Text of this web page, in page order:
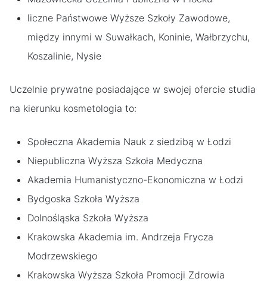
liczne Państwowe Wyższe Szkoły Zawodowe,
między innymi w Suwałkach, Koninie, Wałbrzychu,
Koszalinie, Nysie
Uczelnie prywatne posiadające w swojej ofercie studia
na kierunku kosmetologia to:
Społeczna Akademia Nauk z siedzibą w Łodzi
Niepubliczna Wyższa Szkoła Medyczna
Akademia Humanistyczno-Ekonomiczna w Łodzi
Bydgoska Szkoła Wyższa
Dolnośląska Szkoła Wyższa
Krakowska Akademia im. Andrzeja Frycza
Modrzewskiego
Krakowska Wyższa Szkoła Promocji Zdrowia